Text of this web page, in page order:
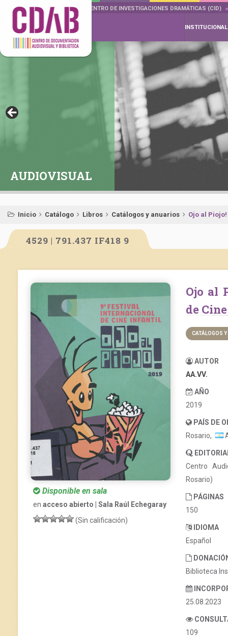
DOCUMENTA DRAMÁTICAS CENTRO DE INVESTIGACIONES DRAMÁTICAS (CID)
INSTITUCIONAL
AUDIOVISUAL
Inicio Catálogo Libros Catálogos y anuarios Ojo al
4529 | 791.437 IF418 9
Disponible en sala
en acceso abierto | Sala Raúl Echegaray
(Sin calificación)
Ojo al Piojo! 2019 – 9º Festival Internacional
de
CATÁLOGOS
AUTOR
AA.VV.
AÑO
2019
PAÍS DE
Rosario,
Centro
Rosario)
PÁGINAS
150
IDIOMA
Español
Biblioteca
25.08.2023
109